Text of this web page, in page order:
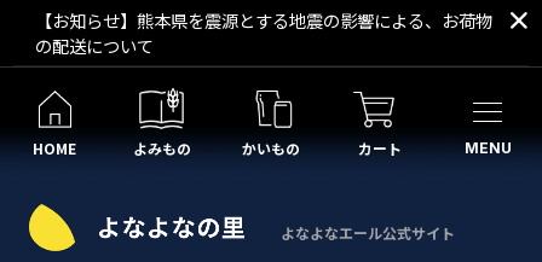
【お知らせ】熊本県を震源とする地震の影響による、お荷物
の配送について
HOME よみもの かいもの カート MENU
よなよなエール公式サイト